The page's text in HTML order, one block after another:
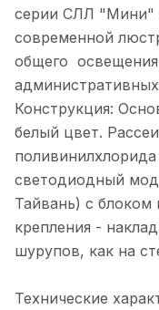
серии СЛЛ "Мини"
современной
общего
Конструкция:
белый цвет.
светодиодный
Тайвань) с блоком
крепления -
шурупов, как на
Технические